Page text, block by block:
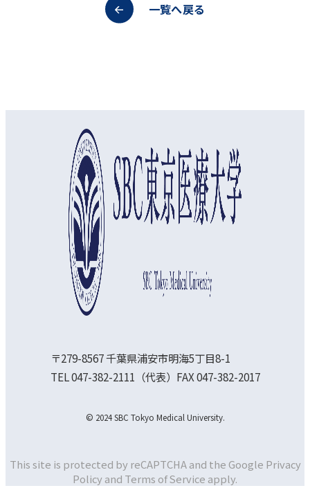
一覧へ戻る
〒279-8567 千葉県浦安市明海5丁目8-1
TEL 047-382-2111（代表）FAX 047-382-2017
© 2024 SBC Tokyo Medical University.
This site is protected by reCAPTCHA and the Google Privacy
Policy and Terms of Service apply.